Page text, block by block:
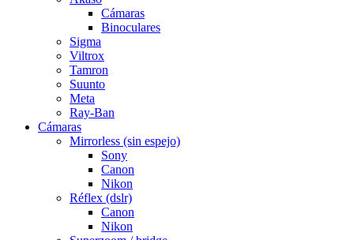
Cámaras
Binoculares
Sigma
Viltrox
Tamron
Suunto
Meta
Ray-Ban
Cámaras
Mirrorless (sin espejo)
Sony
Canon
Nikon
Réflex (dslr)
Canon
Nikon